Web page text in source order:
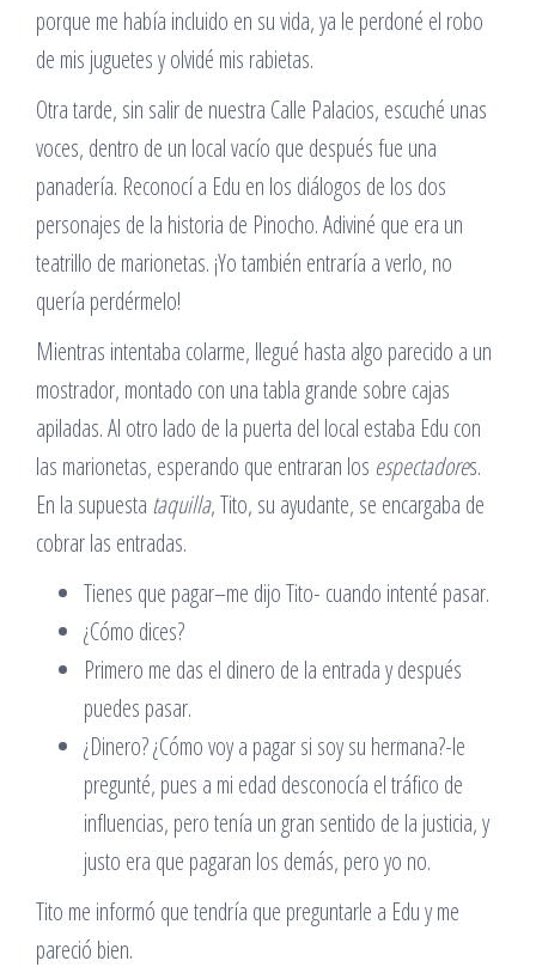
porque me había incluido en su vida, ya le perdoné el robo
de mis juguetes y olvidé mis rabietas.
Otra tarde, sin salir de nuestra Calle Palacios, escuché unas
voces, dentro de un local vacío que después fue una
panadería. Reconocí a Edu en los diálogos de los dos
personajes de la historia de Pinocho. Adiviné que era un
teatrillo de marionetas. ¡Yo también entraría a verlo, no
quería perdérmelo!
Mientras intentaba colarme, llegué hasta algo parecido a un
mostrador, montado con una tabla grande sobre cajas
apiladas. Al otro lado de la puerta del local estaba Edu con
las marionetas, esperando que entraran los espectadores.
En la supuesta taquilla, Tito, su ayudante, se encargaba de
cobrar las entradas.
Tienes que pagar–me dijo Tito- cuando intenté pasar.
¿Cómo dices?
Primero me das el dinero de la entrada y después
puedes pasar.
¿Dinero? ¿Cómo voy a pagar si soy su hermana?-le
pregunté, pues a mi edad desconocía el tráfico de
influencias, pero tenía un gran sentido de la justicia, y
justo era que pagaran los demás, pero yo no.
Tito me informó que tendría que preguntarle a Edu y me
pareció bien.